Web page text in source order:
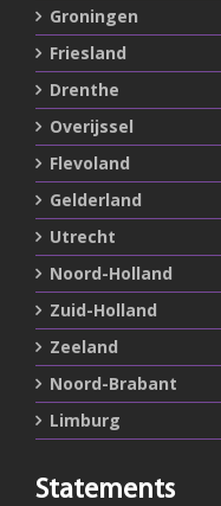
Groningen
Friesland
Drenthe
Overijssel
Flevoland
Gelderland
Utrecht
Noord-Holland
Zuid-Holland
Zeeland
Noord-Brabant
Limburg
Statements